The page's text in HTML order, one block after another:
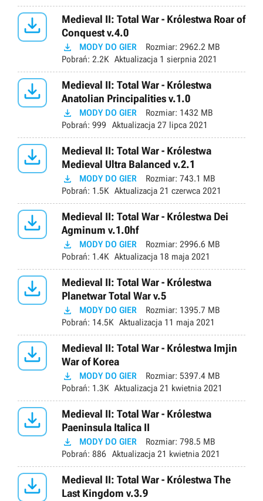

Medieval II: Total War - Królestwa Roar of
Conquest v.4.0
 MODY DO GIER Rozmiar: 2962.2 MB
Pobrań: 2.2K Aktualizacja 1 sierpnia 2021

Medieval II: Total War - Królestwa
Anatolian Principalities v.1.0
 MODY DO GIER Rozmiar: 1432 MB
Pobrań: 999 Aktualizacja 27 lipca 2021

Medieval II: Total War - Królestwa
Medieval Ultra Balanced v.2.1
 MODY DO GIER Rozmiar: 743.1 MB
Pobrań: 1.5K Aktualizacja 21 czerwca 2021

Medieval II: Total War - Królestwa Dei
Agminum v.1.0hf
 MODY DO GIER Rozmiar: 2996.6 MB
Pobrań: 1.4K Aktualizacja 18 maja 2021

Medieval II: Total War - Królestwa
Planetwar Total War v.5
 MODY DO GIER Rozmiar: 1395.7 MB
Pobrań: 14.5K Aktualizacja 11 maja 2021

Medieval II: Total War - Królestwa Imjin
War of Korea
 MODY DO GIER Rozmiar: 5397.4 MB
Pobrań: 1.3K Aktualizacja 21 kwietnia 2021

Medieval II: Total War - Królestwa
Paeninsula Italica II
 MODY DO GIER Rozmiar: 798.5 MB
Pobrań: 886 Aktualizacja 21 kwietnia 2021

Medieval II: Total War - Królestwa The
Last Kingdom v.3.9